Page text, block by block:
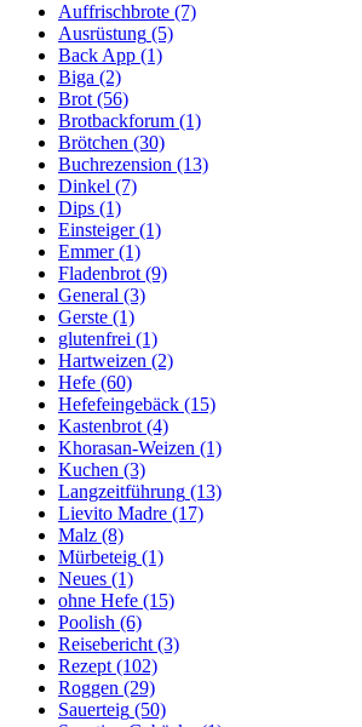
Auffrischbrote (7)
Ausrüstung (5)
Back App (1)
Biga (2)
Brot (56)
Brotbackforum (1)
Brötchen (30)
Buchrezension (13)
Dinkel (7)
Dips (1)
Einsteiger(1)
Emmer(1)
Fladenbrot (9)
General (3)
Gerste (1)
glutenfrei (1)
Hartweizen (2)
Hefe (60)
Hefefeingebäck (15)
Kastenbrot (4)
Khorasan-Weizen (1)
Kuchen (3)
Langzeitführung (13)
Lievito Madre (17)
Malz (8)
Mürbeteig (1)
Neues (1)
ohne Hefe (15)
Poolish (6)
Reisebericht (3)
Rezept (102)
Roggen (29)
Sauerteig (50)